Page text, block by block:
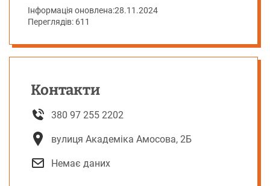
Інформація оновлена:28.11.2024
Переглядів: 611
Контакти
380 97 255 2202
вулиця Академіка Амосова, 2Б
Немає даних